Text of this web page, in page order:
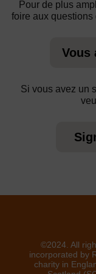
Pour de plus
foire aux
Vous
Si vous avez un
©2024. All
incorporated by
charity in